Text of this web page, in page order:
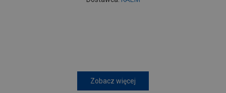
Zobacz więcej